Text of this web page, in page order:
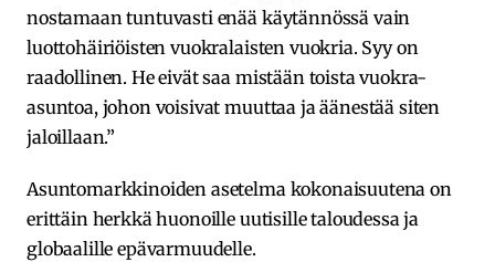
nostamaan tuntuvasti enää käytännössä vain
luottohäiriöisten vuokralaisten vuokria. Syy on
raadollinen. He eivät saa mistään toista vuokra-
asuntoa, johon voisivat muuttaa ja äänestää siten
jaloillaan.”
Asuntomarkkinoiden asetelma kokonaisuutena on
erittäin herkkä huonoille uutisille taloudessa ja
globaalille epävarmuudelle.